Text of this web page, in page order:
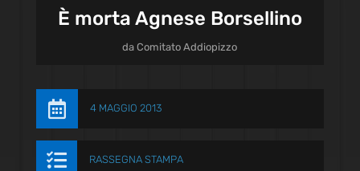
È morta Agnese Borsellino
daComitato Addiopizzo
 4 MAGGIO 2013
 RASSEGNA STAMPA